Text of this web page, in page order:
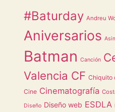
#Baturday Andreu
Aniversarios
Batman Canción
Valencia CF Chiquito
Cine Cinematografía
Diseño Diseño web ESDLA